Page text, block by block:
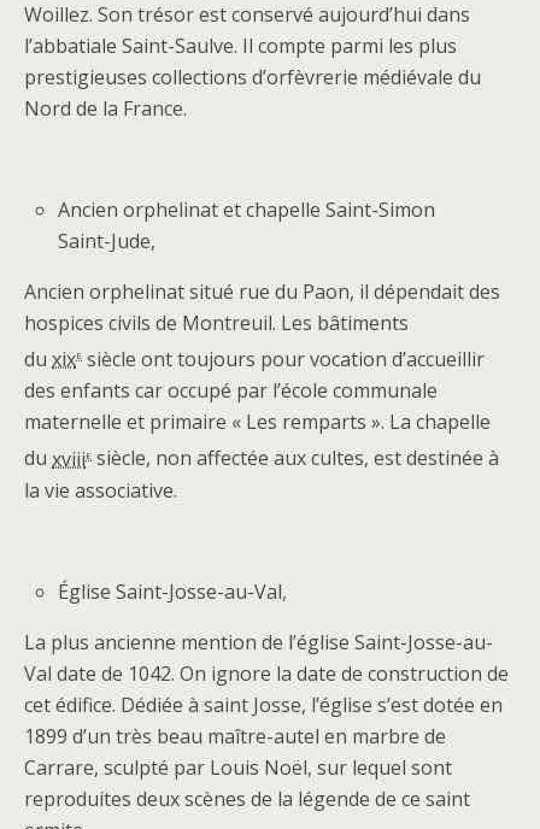
Woillez. Son trésor est conservé aujourd’hui dans
l’abbatiale Saint-Saulve. Il compte parmi les plus
prestigieuses collections d’orfèvrerie médiévale du
Nord de la France.
Ancien orphelinat et chapelle Saint-Simon
Saint-Jude,
Ancien orphelinat situé rue du Paon, il dépendait des
hospices civils de Montreuil. Les bâtiments
du xixe siècle ont toujours pour vocation d’accueillir
des enfants car occupé par l’école communale
maternelle et primaire « Les remparts ». La chapelle
du xviiie siècle, non affectée aux cultes, est destinée à
la vie associative.
Église Saint-Josse-au-Val,
La plus ancienne mention de l’église Saint-Josse-au-
Val date de 1042. On ignore la date de construction de
cet édifice. Dédiée à saint Josse, l’église s’est dotée en
1899 d’un très beau maître-autel en marbre de
Carrare, sculpté par Louis Noël, sur lequel sont
reproduites deux scènes de la légende de ce saint